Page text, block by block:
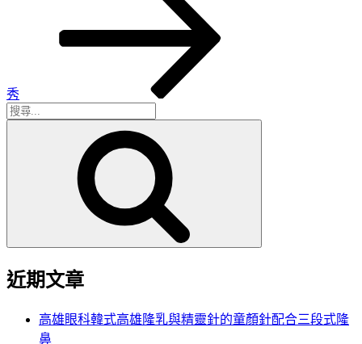
秀
搜
近期文章
高雄眼科韓式高雄隆乳與精靈針的童顏針配合三段式隆
鼻